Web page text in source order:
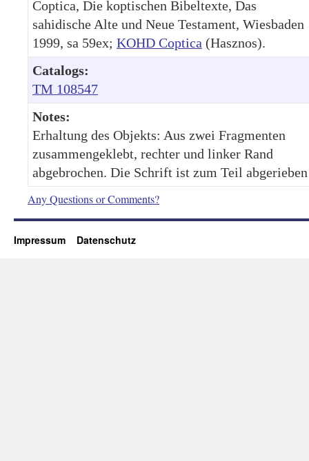
Coptica, Die koptischen Bibeltexte, Das
sahidische Alte und Neue Testament, Wiesbaden
1999, sa 59ex; KOHD Coptica (Hasznos).
Catalogs:
TM 108547
Notes:
Erhaltung des Objekts: Aus zwei Fragmenten
zusammengeklebt, rechter und linker Rand
abgebrochen. Die Schrift ist zum Teil abgerieben
Any Questions or Comments?
Impressum Datenschutz